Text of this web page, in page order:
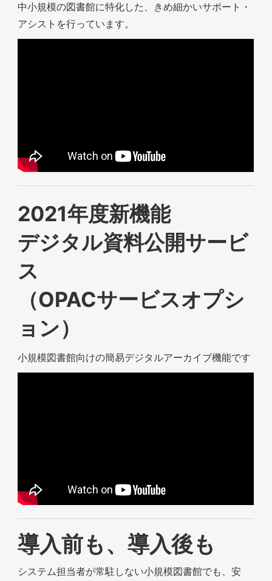
中小規模の図書館に特化した、きめ細かいサポート・
アシストを行っています。
2021年度新機能
デジタル資料公開サービ
ス
（OPACサービスオプシ
ョン）
小規模図書館向けの簡易デジタルアーカイブ機能です
導入前も、導入後も
システム担当者が常駐しない小規模図書館でも、安